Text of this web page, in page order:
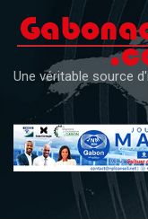
content
Une véritable source